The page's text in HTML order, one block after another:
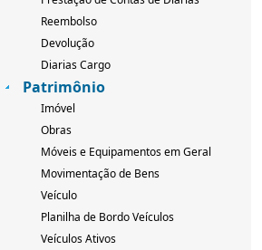
Reembolso
Devolução
Diarias Cargo
Patrimônio
Imóvel
Obras
Móveis e Equipamentos em Geral
Movimentação de Bens
Veículo
Planilha de Bordo Veículos
Veículos Ativos